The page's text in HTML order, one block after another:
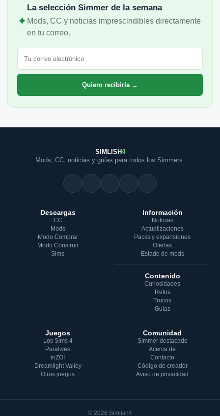
✦
La selección Simmer de la semana
Mods, CC y noticias imprescindibles directamente
en tu correo.
Correo electrónico
Quiero recibirla →
SIMLISH4
Mods, CC, noticias y guías para todos los Simmers.
Descargas
CC
Mods
Modo Comprar
Modo Construir
Sims
Información
Noticias
Actualizaciones
Packs y expansiones
Ofertas
Estado de mods
Contenido
Curiosidades
Retos
Trucos
Guías
Juegos
Los Sims 4
Paralives
inZOI
Dreamlight Valley
Otros juegos
Comunidad
Simmer destacado
Acerca de
Contacto
Código de creador
Aviso de privacidad
© 2026 Simlish4